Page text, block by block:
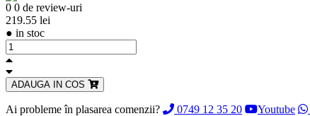
0 0 de review-uri
219.55 lei
● in stoc
ADAUGA IN COS
Ai probleme în plasarea comenzii? 0749 12 35 20 Youtube